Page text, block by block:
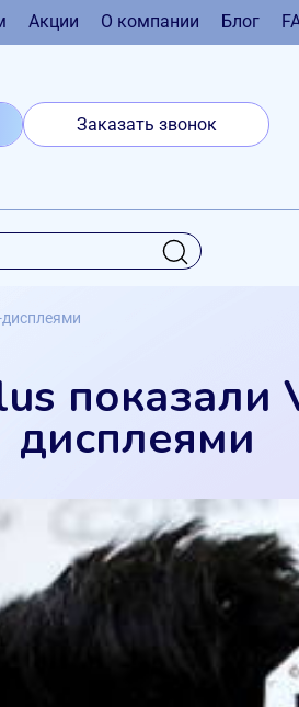
Акции О компании Блог
Заказать звонок
дисплеями
показали
дисплеями